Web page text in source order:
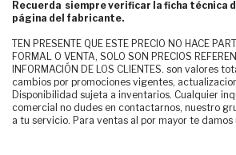
Recuerda siempre verificar la ficha técnica
página del fabricante.
TEN PRESENTE QUE ESTE PRECIO NO HACE
FORMAL O VENTA, SOLO SON PRECIOS
INFORMACIÓN DE LOS CLIENTES. son valores
cambios por promociones vigentes,
Disponibilidad sujeta a inventarios. Cualquier
comercial no dudes en contactarnos, nuestro
a tu servicio. Para ventas al por mayor te